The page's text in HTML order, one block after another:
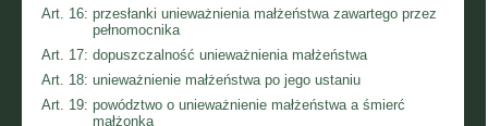
Art. 16: przesłanki unieważnienia małżeństwa zawartego przez
pełnomocnika
Art. 17: dopuszczalność unieważnienia małżeństwa
Art. 18: unieważnienie małżeństwa po jego ustaniu
Art. 19: powództwo o unieważnienie małżeństwa a śmierć
małżonka